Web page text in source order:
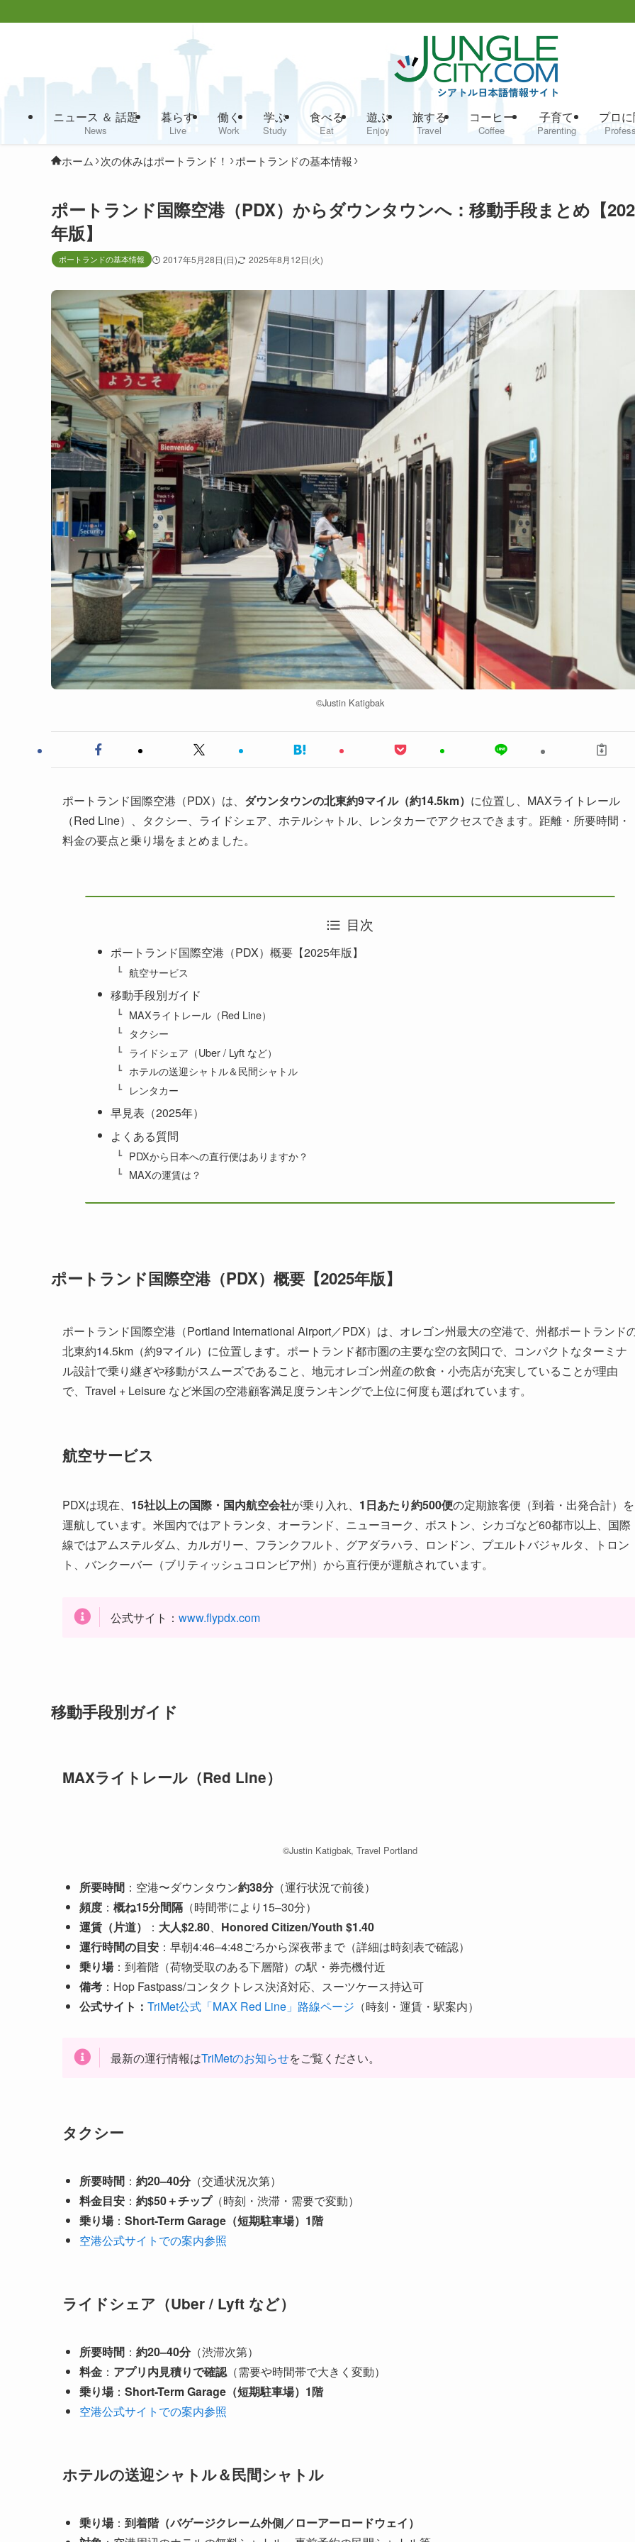
ニュース ＆ 話題
News
暮らす
Live
働く
Work
学ぶ
Study
食べる
Eat
遊ぶ
Enjoy
旅する
Travel
コーヒー
Coffee
子育て
Parenting
プロ
ホーム 次の休みはポートランド！ ポートランドの基本情報
ポートランド国際空港（PDX）からダウンタウンへ：移動手段まとめ【
年版】
ポートランドの基本情報 2017年5月28日(日) 2025年8月12日(火)
©︎Justin Katigbak
ポートランド国際空港（PDX）は、 ダウンタウンの北東約9マイル（約14.5km） に位置し、MAXライトレール
（Red Line）、タクシー、ライドシェア、ホテルシャトル、レンタカーでアクセスできます。距離・所要時間・
料金の要点と乗り場をまとめました。
目次
ポートランド国際空港（PDX）概要【2025年版】
航空サービス
移動手段別ガイド
MAXライトレール（Red Line）
タクシー
ライドシェア（Uber / Lyft など）
ホテルの送迎シャトル＆民間シャトル
レンタカー
早見表（2025年）
よくある質問
PDXから日本への直行便はありますか？
MAXの運賃は？
ポートランド国際空港（PDX）概要【2025年版】
ポートランド国際空港（Portland International Airport／PDX）は、オレゴン州最大の空港で、州都ポートランド
北東約14.5km（約9マイル）に位置します。ポートランド都市圏の主要な空の玄関口で、コンパクトなターミナ
ル設計で乗り継ぎや移動がスムーズであること、地元オレゴン州産の飲食・小売店が充実していることが理由
で、Travel + Leisure など米国の空港顧客満足度ランキングで上位に何度も選ばれています。
航空サービス
PDXは現在、 15社以上の国際・国内航空会社が乗り入れ、 1日あたり約500便の定期旅客便（到着・出発合計）を
運航しています。米国内ではアトランタ、オーランド、ニューヨーク、ボストン、シカゴなど60都市以上、国際
線ではアムステルダム、カルガリー、フランクフルト、グアダラハラ、ロンドン、プエルトバジャルタ、トロン
ト、バンクーバー（ブリティッシュコロンビア州）から直行便が運航されています。
公式サイト： www.flypdx.com
移動手段別ガイド
MAXライトレール（Red Line）
©︎Justin Katigbak, Travel Portland
所要時間 ：空港〜ダウンタウン約38分（運行状況で前後）
頻度 ： 概ね15分間隔 （時間帯により15–30分）
運賃（片道）
： 大人$2.80、 Honored Citizen/Youth $1.40
運行時間の目安 ：早朝4:46–4:48ごろから深夜帯まで（詳細は時刻表で確認）
乗り場：到着階（荷物受取のある下層階）の駅・券売機付近
備考 ：Hop Fastpass/コンタクトレス決済対応、スーツケース持込可
公式サイト： TriMet公式「MAX Red Line」路線ページ （時刻・運賃・駅案内）
最新の運行情報はTriMetのお知らせをご覧ください。
タクシー
所要時間 ： 約20–40分（交通状況次第）
料金目安 ： 約$50＋チップ（時刻・渋滞・需要で変動）
乗り場： Short-Term Garage（短期駐車場）1階
空港公式サイトでの案内参照
ライドシェア（Uber / Lyft など）
所要時間 ： 約20–40分（渋滞次第）
料金 ： アプリ内見積りで確認（需要や時間帯で大きく変動）
乗り場： Short-Term Garage（短期駐車場）1階
空港公式サイトでの案内参照
ホテルの送迎シャトル＆民間シャトル
乗り場： 到着階（バゲージクレーム外側／ローアーロードウェイ）